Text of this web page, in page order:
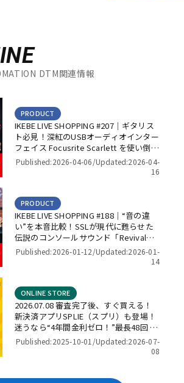
DTM関連情報
IKEBE LIVE SHOPPING #207｜ギタリス
ト必見！深紅のUSBオーディオインター
フェイス Focusrite Scarlett を使い倒
せ！【presented by パワーレック】
PRODUCT
Published:2026-04-06/Updated:2026-04-
16
IKEBE LIVE SHOPPING #188｜“音の違
い”を本音比較！SSLが現代に甦らせた
伝説のコンソールサウンド「Revival
4000」＆「Super 9000」【presented
PRODUCT
Published:2026-01-12/Updated:2026-01-
14
2026.07.08 審査完了後、すぐ買える！
新決済アプリSPLIE（スプリ）も登場！
迷うなら“4年間金利ゼロ！”最長48回 無
金利キャンペーン
ONLINE STORE
Published:2025-10-01/Updated:2026-07-
08